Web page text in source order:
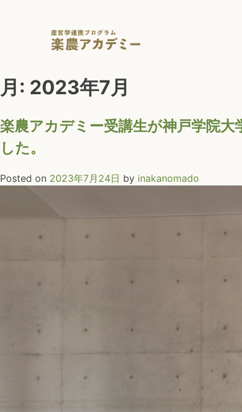
月: 2023年7月
楽農アカデミー受講生が神戸学院
した。
Posted on 2023年7月24日 by inakanomado